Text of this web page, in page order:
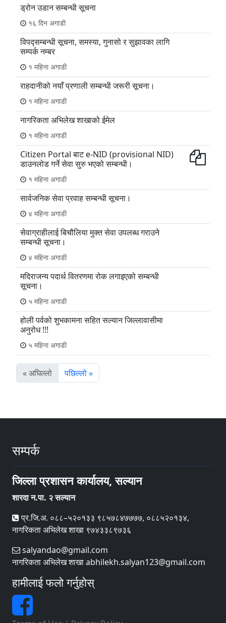
ड्रोन उडान सम्बन्धी सूचना
१६ दिन अगाडी
विपद्सम्बन्धी सूचना, समस्या, गुनासो र सुझावका लागि
सम्पर्क नम्बर
१ महिना अगाडी
राहदानीको नयाँ प्रणाली सम्बन्धी जरूरी सूचना।
१ महिना अगाडी
नागरिकता अभिलेख शाखाको ईमेल
१ महिना अगाडी
Citizen Portal बाट e-NID (provisional NID)
डाउनलोड गर्ने सेवा सुरु भएको सम्बन्धी।
१ महिना अगाडी
सार्वजनिक सेवा प्रवाह सम्बन्धी सूचना।
४ महिना अगाडी
सेवाग्राहीलाई बिचौलिया मुक्त सेवा उपलब्ध गराउने
सम्बन्धी सूचना।
४ महिना अगाडी
मदिराजन्य पदार्थ वितरणमा रोक लगाइएको सम्बन्धी
सूचना।
५ महिना अगाडी
होली पर्वको शुभकामना सहित सल्यान जिल्लावासीमा
अनुरोध !!!
५ महिना अगाडी
« अघिल्लो पछिल्लो »
सम्पर्क
जिल्ला प्रशासन कार्यालय, सल्यान
शारदा न.पा. २ सल्यान
प्र.जि.अ. ०८८–५२०१३३ ९८५७८४७७७७, ०८८५२०१३४,
नागरिकता अभिलेख शाखा ९७४३३८९७३६
salyandao@gmail.com
नागरिकता अभिलेख शाखा abhilekh.salyan123@gmail.com
हामीलाई फलो गर्नुहोस्